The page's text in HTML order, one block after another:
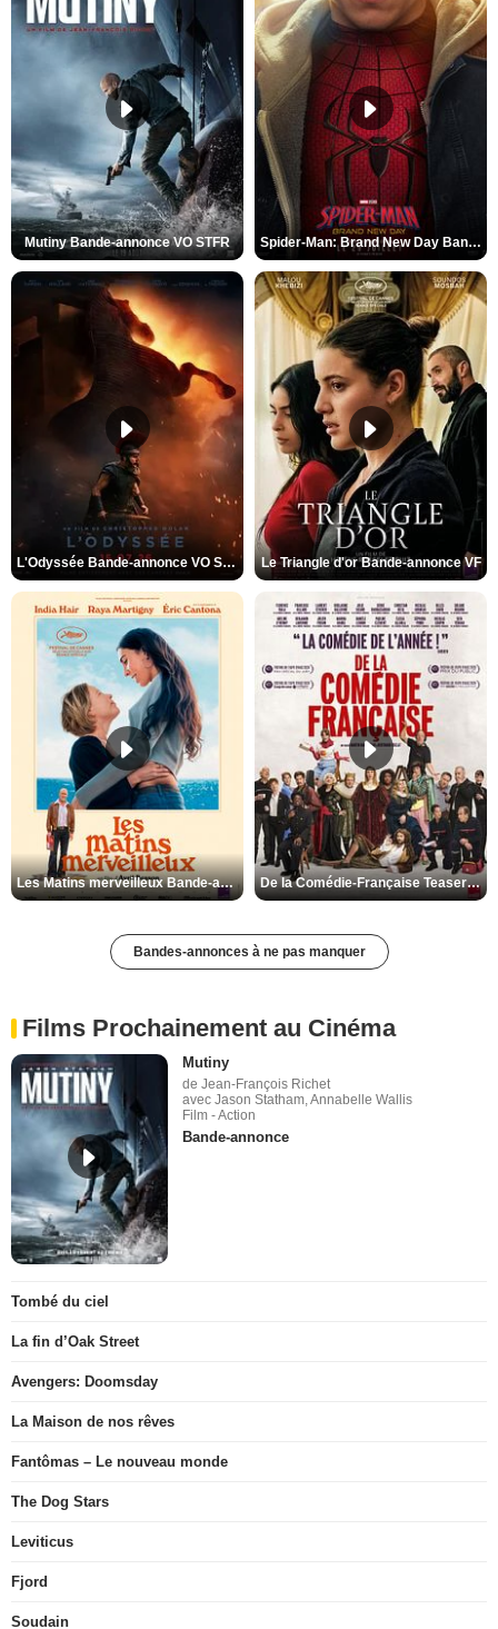
Mutiny Bande-annonce VO STFR Spider-Man: Brand New Day Bande-annonce VO STFR
L'Odyssée Bande-annonce VO STFR Le Triangle d'or Bande-annonce VF
Les Matins merveilleux Bande-annonce VF De la Comédie-Française Teaser VF
Bandes-annonces à ne pas manquer
Films Prochainement au Cinéma
Mutiny
de Jean-François Richet
avec Jason Statham, Annabelle Wallis
Film - Action
Bande-annonce
Tombé du ciel
La fin d’Oak Street
Avengers: Doomsday
La Maison de nos rêves
Fantômas – Le nouveau monde
The Dog Stars
Leviticus
Fjord
Soudain